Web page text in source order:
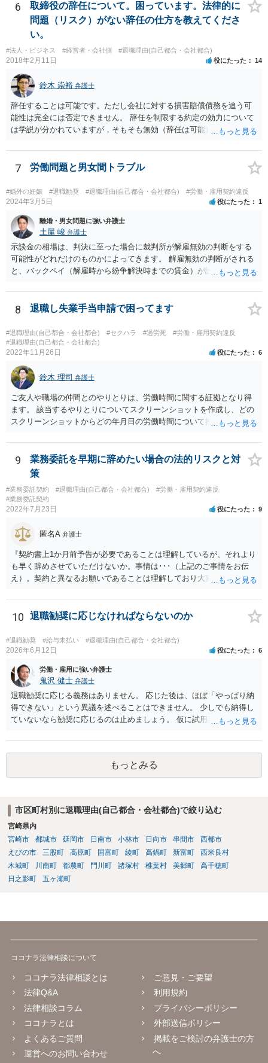
6
取締役の辞任について。困っています。法律的に
問題（リスク）がない辞任の仕方を教えてくださ
い。
#法人・ビジネス #経営者・会社側 #退職理由(自己都合・会社都合)
2018年2月11日 役にたった 14
鈴木 崇裕 弁護士
辞任することは可能です。ただし会社に対する損害賠償債務を追う可
能性は完全には否定できません。 辞任を制限する約定の効力について
は学説が分かれていますが，そもそも無効（辞任は可能）と考える説
る可能性があると考える説が有力です。 ただし，いずれの説をとった
場合でも，会社にとって「不利な時期」に辞任したときは，「やむを
ます。 健康上の理由は「やむを得ない事由」の典型ですが，程度によ
って異なります。 子会社の代表取締役が辞任を認めてくれるのであれ
ば，少なくとも法律上は，親会社（子会社にとっての株主）の承諾は
必要ありません。 なお，子会社の代表取締役には，取締役辞任の登記
をしてもらわなければなりません。 親会社が株主代表訴訟を提起する
ことは理論上可能ですが，あなたに対して追及できる責任は，あなた
自身が会社に対して追う責任（例えば任務懈怠責任）の範囲に留まり
ます。子会社の負債をあなたに負わせることはできません。 実際上問
いてくれないと，辞任の登記をするためには，最終的には訴訟を提起
7 労働問題と男女間トラブル
#婚外の妊娠 #退職勧奨 #退職理由(自己都合・会社都合) #労働・雇用契約違反
2024年3月5日 役にたった 1
離婚・男女問題に強い弁護士
土屋 峻 弁護士
示談金の相場は、判決に至った場合に裁判所が解雇無効の判断をする
可能性がどれだけのものかによってきます。 解雇無効の判断がされる
と、バックペイ（解雇時から紛争解決時までの賃金）が認められるの
準となります。解決金の基準は、半年から１年程度の賃金相当額くら
いだと思います。 この件は、弁護士に具体的な内容について、ご相談
8 退職し失業手当申請で困ってます
#退職理由(自己都合・会社都合) #セクハラ #過労死
#労働・雇用契約違反
#退職理由(自己都合・会社都合)
2022年11月26日 役にたった 6
鈴木 理司 弁護士
ご友人や職場の仲間とのやりとりは、労働時間に関する証拠となり得
ます。 該当するやりとりについてスクリーンショットを作成し、どの
スクリーンショットからどの年月日の労働時間について推定できるか
9
業務委託を早期に辞めたい場合の法的リスクと対
策
#業務委託契約 #退職理由(自己都合・会社都合)
#労働・雇用契約違反
#業務委託契約
2022年7月23日 役にたった 9
匿名A 弁護士
『契約書上1か月前予告が必要であることは理解しているが、それより
も早く辞めさせていただけないか。事情は･･･（上記のご事情をお伝
え）。契約と異なるお願いであることは理解しており大変申し訳ない
しょうか。 先方は事業の一環として業務委託をしていますので、契約
書の内容をベースに話をしてくるものと思います。 ですので、契約の
真摯にお願いしたい、とお伝えした方が、多少は話が進みやすいかと
思います。
10 退職勧奨に応じなければならないのか
#退職勧奨 #給与未払い #退職理由(自己都合・会社都合)
2026年6月12日 役にたった 6
労働・雇用に強い弁護士
鬼沢 健士 弁護士
退職勧奨に応じる義務はありません。 応じた後は、ほぼ「やっぱり納
得できない」という異議を述べることはできません。 少しでも納得し
ていないなら勧奨に応じるのは止めましょう。 仮に試用期間満了時に
もっとみる
市区町村別に退職理由(自己都合・会社都合)で絞り込む
宮崎県内
宮崎市
都城市 延岡市 日南市 小林市 日向市 串間市
西都市
えびの市
三股町 高原町 国富町 綾町 高鍋町 新富町
西米良村
木城町
川南町 都農町 門川町 諸塚村 椎葉村 美郷町
高千穂町
日之影町
五ヶ瀬町
ココナラ法律相談について
ココナラ法律相談とは
法律Q&A
法律相談コラム
ココナラとは
よくあるご質問
運営へのお問い合わせ
ご意見・ご要望
利用規約
プライバシーポリシー
外部送信ポリシー
掲載をご検討の弁護士の方
へ